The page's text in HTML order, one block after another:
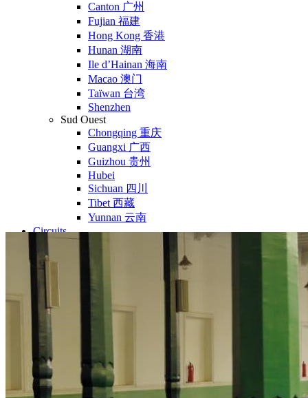
Canton 广州
Fujian 福建
Hong Kong 香港
Hunan 湖南
Ile d’Hainan 海南
Macao 澳门
Taïwan 台湾
Shenzhen
Sud Ouest
Chongqing 重庆
Guangxi 广西
Guizhou 贵州
Hubei
Sichuan 四川
Tibet 西藏
Yunnan 云南
Circuits
Culture & expériences
Nature et grands paysages
Où et quand partir ?
Printemps